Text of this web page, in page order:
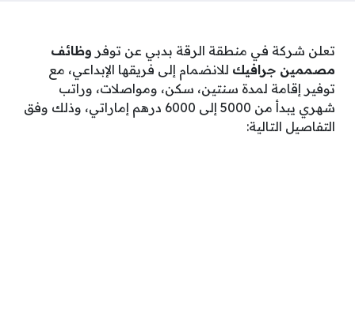
تعلن شركة في منطقة الرقة بدبي عن توفر وظائف
مصممين جرافيك للانضمام إلى فريقها الإبداعي، مع
توفير إقامة لمدة سنتين، سكن، ومواصلات، وراتب
شهري يبدأ من 5000 إلى 6000 درهم إماراتي، وذلك وفق
التفاصيل التالية: